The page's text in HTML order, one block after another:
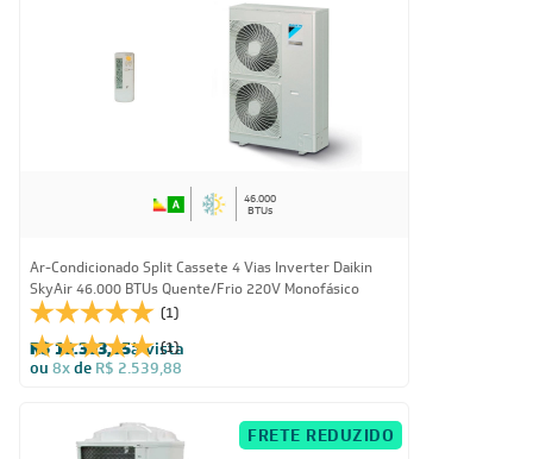
46.000
BTUs
Ar-Condicionado Split Cassete 4 Vias Inverter Daikin
SkyAir 46.000 BTUs Quente/Frio 220V Monofásico
(1)
(1)
R$ 19.303,05à vista
ou 8xde R$ 2.539,88
FRETE REDUZIDO